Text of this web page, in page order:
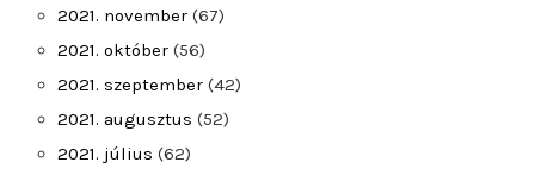
2021. november (67)
2021. október (56)
2021. szeptember (42)
2021. augusztus (52)
2021. július (62)